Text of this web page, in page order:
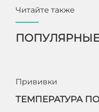
Читайте также
ПОПУЛЯРНЫЕ
Прививки
ТЕМПЕРАТУРА